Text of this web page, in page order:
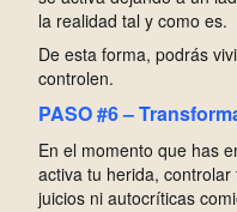
la realidad tal y como es.
De esta forma, podrás
controlen.
PASO #6 –
En el momento que has
activa tu herida,
juicios ni autocríticas